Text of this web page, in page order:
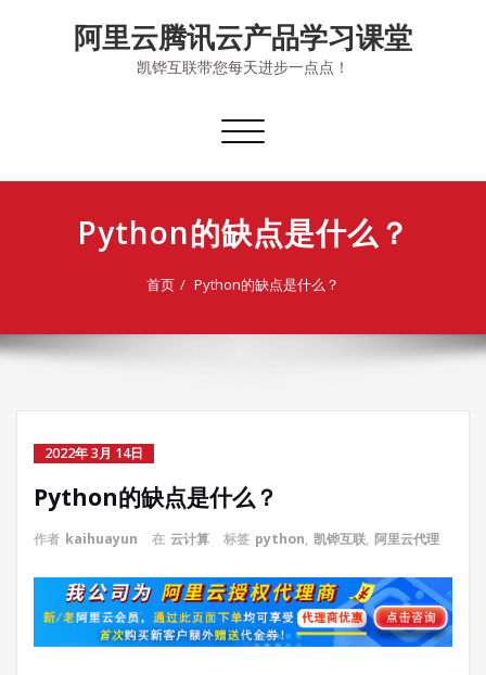
阿里云腾讯云产品学习课堂
凯铧互联带您每天进步一点点！
切
导
Python的缺点是什么？
首页 Python的缺点是什么？
2022年 3月 14日
Python的缺点是什么？
作者 kaihuayun 在 云计算 标签 python, 凯铧互联, 阿里云代理